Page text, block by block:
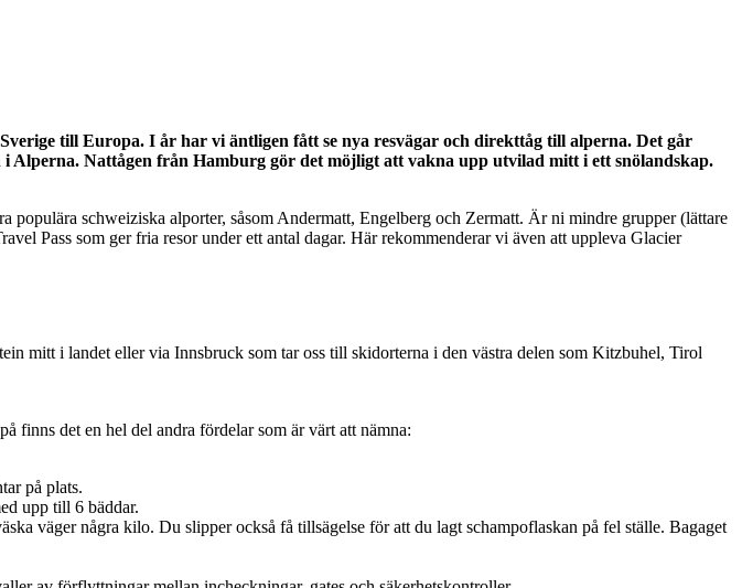
till Europa. I år har vi äntligen fått se nya resvägar och direkttåg till alperna. Det går
Nattågen från Hamburg gör det möjligt att vakna upp utvilad mitt i ett snölandskap.
schweiziska alporter, såsom Andermatt, Engelberg och Zermatt. Är ni mindre grupper (lättare
Pass som ger fria resor under ett antal dagar. Här rekommenderar vi även att uppleva Glacier
mitt i landet eller via Innsbruck som tar oss till skidorterna i den västra delen som Kitzbuhel, Tirol
finns det en hel del andra fördelar som är värt att nämna:
på plats.
upp till 6 bäddar.
väger några kilo. Du slipper också få tillsägelse för att du lagt schampoflaskan på fel ställe. Bagaget